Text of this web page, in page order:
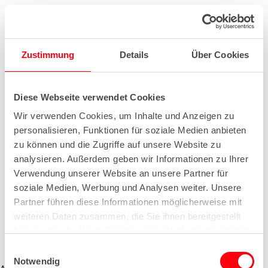
Zustimmung Details Über Cookies
Diese Webseite verwendet Cookies
Wir verwenden Cookies, um Inhalte und Anzeigen zu
personalisieren, Funktionen für soziale Medien anbieten
zu können und die Zugriffe auf unsere Website zu
analysieren. Außerdem geben wir Informationen zu Ihrer
Verwendung unserer Website an unsere Partner für
soziale Medien, Werbung und Analysen weiter. Unsere
Partner führen diese Informationen möglicherweise mit
weiteren Daten zusammen, die Sie ihnen bereitgestellt
Notwendig